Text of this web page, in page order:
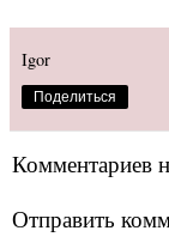
Igor
Поделиться
Комментариев
Отправить